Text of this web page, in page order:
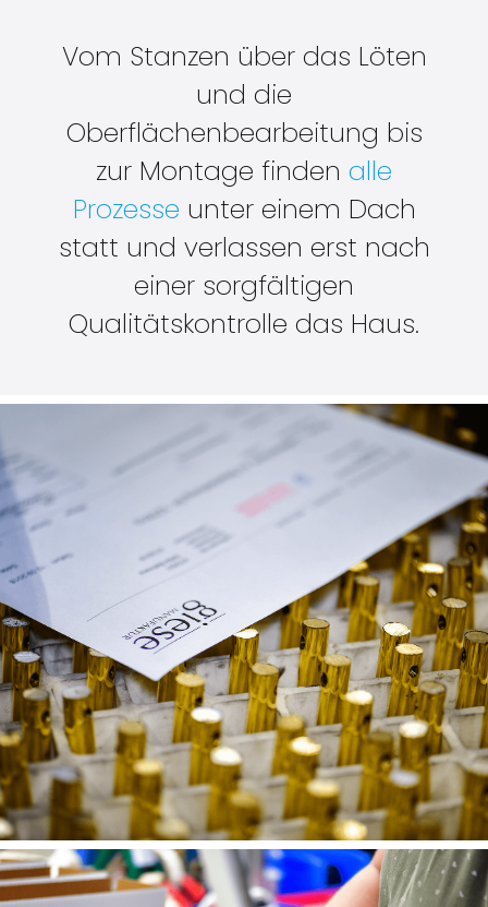
Vom Stanzen über das Löten
und die
Oberflächenbearbeitung bis
zur Montage finden alle
Prozesse unter einem Dach
statt und verlassen erst nach
einer sorgfältigen
Qualitätskontrolle das Haus.